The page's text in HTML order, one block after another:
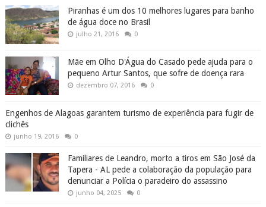
Piranhas é um dos 10 melhores lugares para banho
de água doce no Brasil
julho 21, 2016 0
Mãe em Olho D'Água do Casado pede ajuda para o
pequeno Artur Santos, que sofre de doença rara
dezembro 07, 2016 0
Engenhos de Alagoas garantem turismo de experiência para fugir de
clichês
junho 19, 2016 0
Familiares de Leandro, morto a tiros em São José da
Tapera - AL pede a colaboração da população para
denunciar a Polícia o paradeiro do assassino
junho 04, 2025 0